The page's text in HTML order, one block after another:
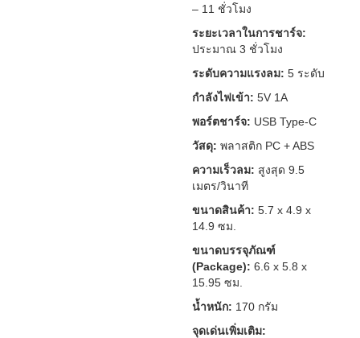
– 11 ชั่วโมง
ระยะเวลาในการชาร์จ:
ประมาณ 3 ชั่วโมง
ระดับความแรงลม: 5 ระดับ
กำลังไฟเข้า: 5V 1A
พอร์ตชาร์จ: USB Type-C
วัสดุ: พลาสติก PC + ABS
ความเร็วลม: สูงสุด 9.5
เมตร/วินาที
ขนาดสินค้า: 5.7 x 4.9 x
14.9 ซม.
ขนาดบรรจุภัณฑ์
(Package): 6.6 x 5.8 x
15.95 ซม.
น้ำหนัก: 170 กรัม
จุดเด่นเพิ่มเติม: